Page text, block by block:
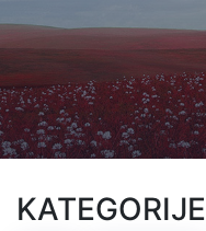
KATEGORIJE